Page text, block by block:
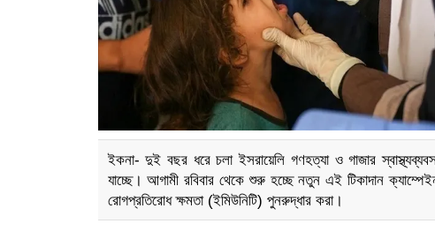
ইকনা- দুই বছর ধরে চলা ইসরায়েলি গণহত্যা ও গাজার
যাচ্ছে। আগামী রবিবার থেকে শুরু হচ্ছে নতুন এই টিকাদান
রোগপ্রতিরোধ ক্ষমতা (ইমিউনিটি) পুনরুদ্ধার করা।